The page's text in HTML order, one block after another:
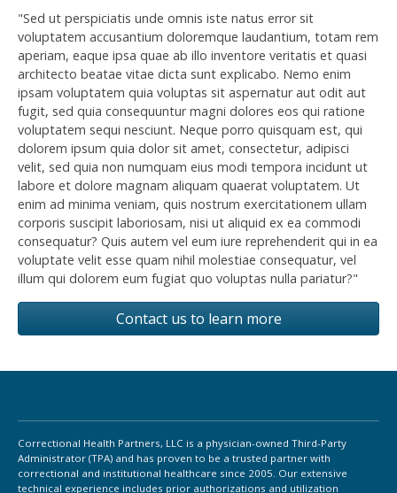
"Sed ut perspiciatis unde omnis iste natus error sit
voluptatem accusantium doloremque laudantium, totam rem
aperiam, eaque ipsa quae ab illo inventore veritatis et quasi
architecto beatae vitae dicta sunt explicabo. Nemo enim
ipsam voluptatem quia voluptas sit aspernatur aut odit aut
fugit, sed quia consequuntur magni dolores eos qui ratione
voluptatem sequi nesciunt. Neque porro quisquam est, qui
dolorem ipsum quia dolor sit amet, consectetur, adipisci
velit, sed quia non numquam eius modi tempora incidunt ut
labore et dolore magnam aliquam quaerat voluptatem. Ut
enim ad minima veniam, quis nostrum exercitationem ullam
corporis suscipit laboriosam, nisi ut aliquid ex ea commodi
consequatur? Quis autem vel eum iure reprehenderit qui in ea
voluptate velit esse quam nihil molestiae consequatur, vel
illum qui dolorem eum fugiat quo voluptas nulla pariatur?"
Contact us to learn more
Correctional Health Partners, LLC is a physician-owned Third-Party
Administrator (TPA) and has proven to be a trusted partner with
correctional and institutional healthcare since 2005. Our extensive
technical experience includes prior authorizations and utilization